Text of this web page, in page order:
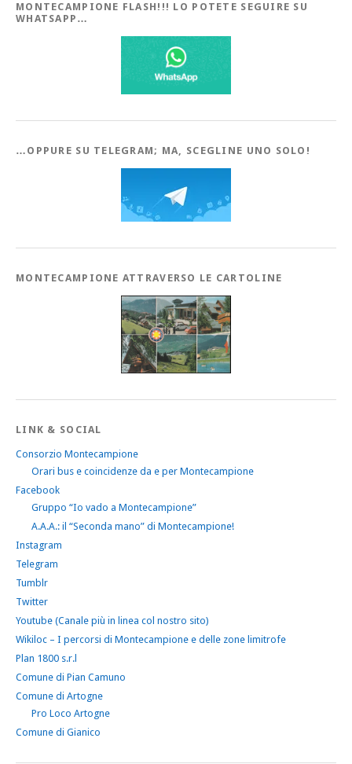
MONTECAMPIONE FLASH!!! LO POTETE SEGUIRE SU
WHATSAPP…
…OPPURE SU TELEGRAM; MA, SCEGLINE UNO SOLO!
MONTECAMPIONE ATTRAVERSO LE CARTOLINE
LINK & SOCIAL
Consorzio Montecampione
Orari bus e coincidenze da e per Montecampione
Facebook
Gruppo “Io vado a Montecampione”
A.A.A.: il “Seconda mano” di Montecampione!
Instagram
Telegram
Tumblr
Twitter
Youtube (Canale più in linea col nostro sito)
Wikiloc – I percorsi di Montecampione e delle zone limitrofe
Plan 1800 s.r.l
Comune di Pian Camuno
Comune di Artogne
Pro Loco Artogne
Comune di Gianico